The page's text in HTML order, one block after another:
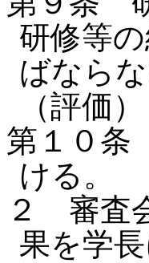
研修等
ばならな
（評価）
第１０条
ける。
２ 審査
果を学長